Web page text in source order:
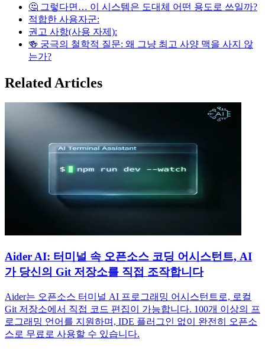
🤔 그렇다면… 이 시스템은 도대체 어떤 용도로 쓰일까?
적합한 사용자군:
권고 사항(사용 자제):
🍻 궁극의 철학적 질문: 왜 그냥 최고 사양 맥을 사지 않
는가?
Related Articles
Aider AI: 터미널 속 오픈소스 코딩 어시스턴트, AI
가 당신의 Git 저장소를 직접 조작합니다
Aider는 오픈소스 터미널 AI 프로그래밍 어시스턴트로, 로컬
Git 저장소에서 직접 코드 편집이 가능합니다. 100개 이상의 프
로그래밍 언어를 지원하며, IDE 플러그인 없이 완전히 오픈소
스로 무료로 사용할 수 있습니다.